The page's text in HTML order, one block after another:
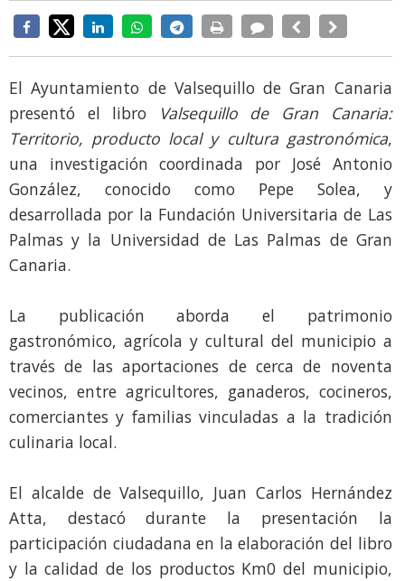
El Ayuntamiento de Valsequillo de Gran Canaria
presentó el libro
Valsequillo de Gran Canaria:
Territorio, producto local y cultura gastronómica,
una investigación coordinada por José Antonio
González, conocido como Pepe Solea, y
desarrollada por la Fundación Universitaria de Las
Palmas y la Universidad de Las Palmas de Gran
Canaria.
La publicación aborda el patrimonio
gastronómico, agrícola y cultural del municipio a
través de las aportaciones de cerca de noventa
vecinos, entre agricultores, ganaderos, cocineros,
comerciantes y familias vinculadas a la tradición
culinaria local.
El alcalde de Valsequillo, Juan Carlos Hernández
Atta, destacó durante la presentación la
participación ciudadana en la elaboración del libro
y la calidad de los productos Km0 del municipio,